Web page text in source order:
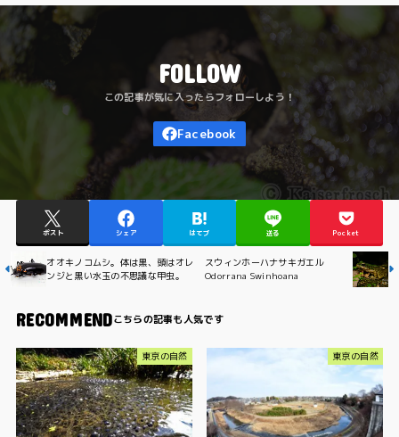
FOLLOW
ポスト シェア はてブ 送る Pocket
オオキノコムシ。体は黒、頭はオレ
ンジと黒い水玉の不思議な甲虫。
スウィンホーハナサキガエル
Odorrana Swinhoana
RECOMMEND
東京の自然 東京の自然